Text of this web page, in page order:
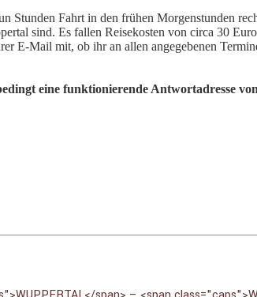
Stunden Fahrt in den frühen Morgenstunden
sind. Es fallen Reisekosten von circa 30
E-Mail mit, ob ihr an allen angegebenen
eine funktionierende Antwortadresse